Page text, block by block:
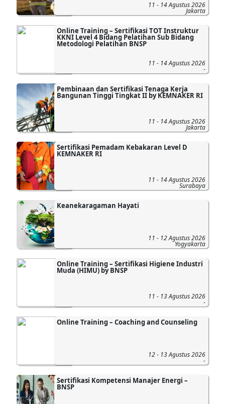
11 - 14 Agustus 2026
Jakarta
Online Training – Sertifikasi TOT Instruktur
KKNI Level 4 Bidang Pelatihan Sub Bidang
Metodologi Pelatihan BNSP
11 - 14 Agustus 2026
-
Pembinaan dan Sertifikasi Tenaga Kerja
Bangunan Tinggi Tingkat II by KEMNAKER RI
11 - 14 Agustus 2026
Jakarta
Sertifikasi Pemadam Kebakaran Level D
KEMNAKER RI
11 - 14 Agustus 2026
Surabaya
Keanekaragaman Hayati
11 - 12 Agustus 2026
Yogyakarta
Online Training – Sertifikasi Higiene Industri
Muda (HIMU) by BNSP
11 - 13 Agustus 2026
-
Online Training – Coaching and Counseling
12 - 13 Agustus 2026
-
Sertifikasi Kompetensi Manajer Energi –
BNSP